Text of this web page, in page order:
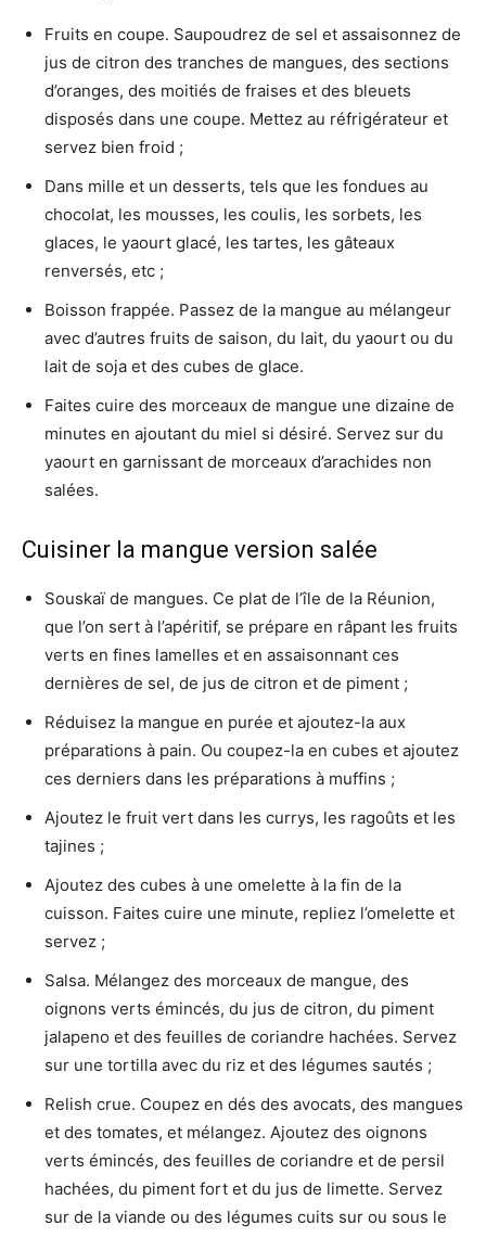
Fruits en coupe. Saupoudrez de sel et assaisonnez de
jus de citron des tranches de mangues, des sections
d’oranges, des moitiés de fraises et des bleuets
disposés dans une coupe. Mettez au réfrigérateur et
servez bien froid ;
Dans mille et un desserts, tels que les fondues au
chocolat, les mousses, les coulis, les sorbets, les
glaces, le yaourt glacé, les tartes, les gâteaux
renversés, etc ;
Boisson frappée. Passez de la mangue au mélangeur
avec d’autres fruits de saison, du lait, du yaourt ou du
lait de soja et des cubes de glace.
Faites cuire des morceaux de mangue une dizaine de
minutes en ajoutant du miel si désiré. Servez sur du
yaourt en garnissant de morceaux d’arachides non
salées.
Cuisiner la mangue version salée
Souskaï de mangues. Ce plat de l’île de la Réunion,
que l’on sert à l’apéritif, se prépare en râpant les fruits
verts en fines lamelles et en assaisonnant ces
dernières de sel, de jus de citron et de piment ;
Réduisez la mangue en purée et ajoutez-la aux
préparations à pain. Ou coupez-la en cubes et ajoutez
ces derniers dans les préparations à muffins ;
Ajoutez le fruit vert dans les currys, les ragoûts et les
tajines ;
Ajoutez des cubes à une omelette à la fin de la
cuisson. Faites cuire une minute, repliez l’omelette et
servez ;
Salsa. Mélangez des morceaux de mangue, des
oignons verts émincés, du jus de citron, du piment
jalapeno et des feuilles de coriandre hachées. Servez
sur une tortilla avec du riz et des légumes sautés ;
Relish crue. Coupez en dés des avocats, des mangues
et des tomates, et mélangez. Ajoutez des oignons
verts émincés, des feuilles de coriandre et de persil
hachées, du piment fort et du jus de limette. Servez
sur de la viande ou des légumes cuits sur ou sous le